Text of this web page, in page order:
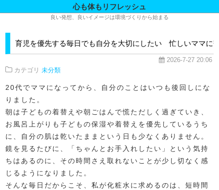
心も体もリフレッシュ
良い発想、良いイメージは環境づくりから始まる
育児を優先する毎日でも自分を大切にしたい 忙しいママに
2026-7-27 20:06
カテゴリ 未分類
20代でママになってから、自分のことはいつも後回しにな
りました。
朝は子どもの着替えや朝ごはんで慌ただしく過ぎていき、
お風呂上がりも子どもの保湿や着替えを優先しているうち
に、自分の肌は乾いたままという日も少なくありません。
鏡を見るたびに、「ちゃんとお手入れしたい」という気持
ちはあるのに、その時間さえ取れないことが少し切なく感
じるようになりました。
そんな毎日だからこそ、私が化粧水に求めるのは、短時間